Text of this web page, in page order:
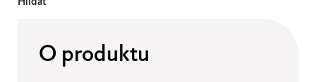
O produktu